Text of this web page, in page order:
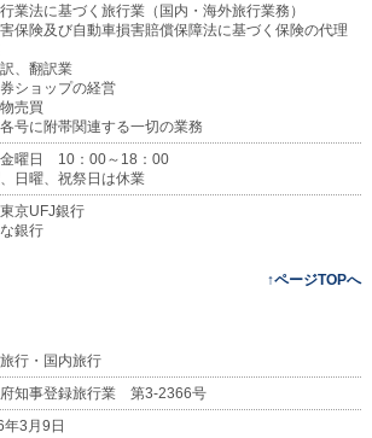
行業法に基づく旅行業（国内・海外旅行業務）
害保険及び自動車損害賠償保障法に基づく保険の代理
訳、翻訳業
券ショップの経営
物売買
各号に附帯関連する一切の業務
金曜日 10：00～18：00
日曜、祝祭日は休業
京UFJ銀行
銀行
↑ページTOPへ
行・国内旅行
知事登録旅行業 第3-2366号
年3月9日